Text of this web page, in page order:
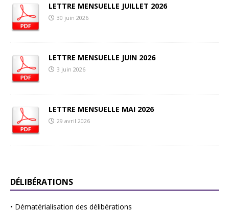
LETTRE MENSUELLE JUILLET 2026
30 juin 2026
LETTRE MENSUELLE JUIN 2026
3 juin 2026
LETTRE MENSUELLE MAI 2026
29 avril 2026
DÉLIBÉRATIONS
• Dématérialisation des délibérations